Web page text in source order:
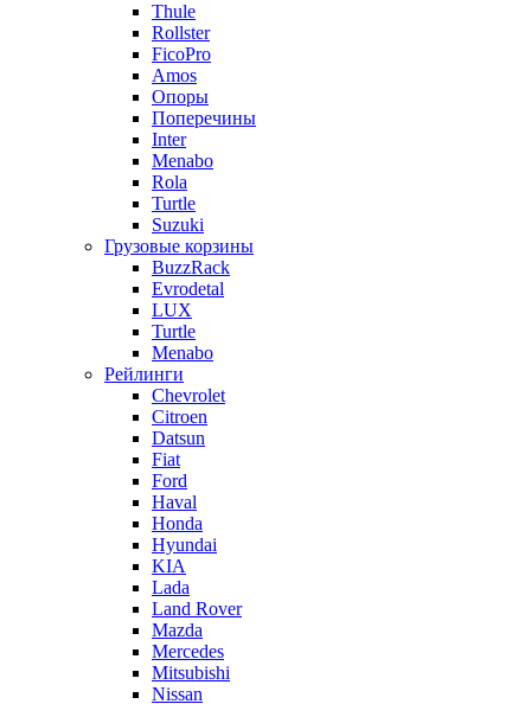
Thule
Rollster
FicoPro
Amos
Опоры
Поперечины
Inter
Menabo
Rola
Turtle
Suzuki
Грузовые корзины
BuzzRack
Evrodetal
LUX
Turtle
Menabo
Рейлинги
Chevrolet
Citroen
Datsun
Fiat
Ford
Haval
Honda
Hyundai
KIA
Lada
Land Rover
Mazda
Mercedes
Mitsubishi
Nissan